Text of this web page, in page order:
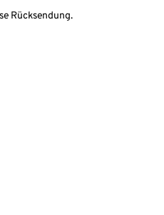
Rücksendung.